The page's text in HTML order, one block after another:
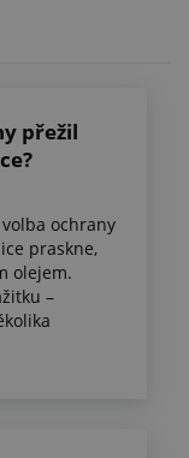
přežil
ochrany
praskne,
olejem.
–